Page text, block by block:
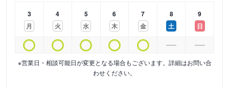
3
月
4
火
5
水
6
木
7
金
8
土
9
日
※営業日・相談可能日が変更となる場合もございます。詳細はお問い合
わせください。